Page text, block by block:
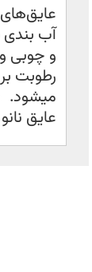
آب
و چوبی
رطوبت
میشود.
عایق